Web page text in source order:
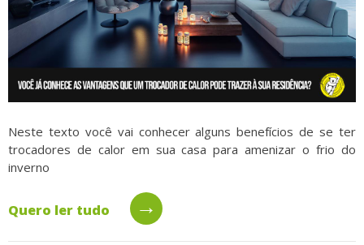
Neste texto você vai conhecer alguns benefícios de se ter
trocadores de calor em sua casa para amenizar o frio do
inverno
Quero ler tudo →